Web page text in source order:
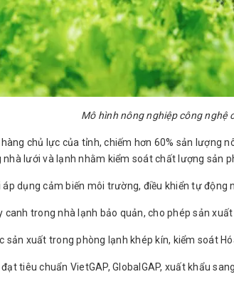
Mô hình nông nghiệp công nghệ
chủ lực của tỉnh, chiếm hơn 60% sản lượng
lưới và lạnh nhằm kiểm soát chất lượng sản
dụng cảm biến môi trường, điều khiển tự động
canh trong nhà lạnh bảo quản, cho phép sản
sản xuất trong phòng lạnh khép kín, kiểm soát
tiêu chuẩn VietGAP, GlobalGAP, xuất khẩu